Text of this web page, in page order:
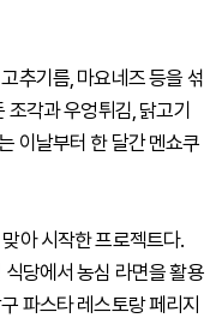
추기름, 마요네즈 등을 섞
각과 우엉튀김, 닭고기
이날부터 한 달간 멘쇼쿠
아 시작한 프로젝트다.
당에서 농심 라면을 활용
파스타 레스토랑 페리지